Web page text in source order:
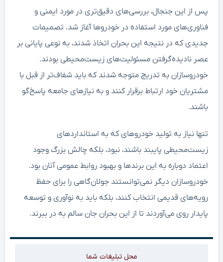
پس از این جنجال، بررسی‌های دقیق‌تری در مورد ایمنی و
فناوری‌های مورد استفاده در خودروها آغاز شد. تصمیمات
جدیدی که در نتیجه این بحران اتخاذ شدند، به نوعی پایانی بر
عصر نادیده‌گرفتن مسئولیت‌های زیست‌محیطی بودند.
خودروسازان به تدریج متوجه شدند که باید شفاف‌تر از قبل با
مشتریان خود ارتباط برقرار کنند و به نیازهای جامعه پاسخ‌گو
باشند.
تنها نیاز به تولید خودروهای که به استانداردهای
زیست‌محیطی پایبند باشند، نبود، بلکه چالش بزرگ وجود
اعتماد دوباره به این برندها و بهبود روابط عمومی آنان بود.
خودروسازان دیگر نمی‌توانستند جولان‌گاهی را برای حفظ
رویه‌های قدیمی انتخاب کنند، بلکه باید به نوآوری و توسعه
پایدار روی می‌آوردند تا از این بحران جان سالم به در ببرند.
محل تبلیغات شما